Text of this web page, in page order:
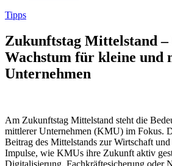
Tipps
Zukunftstag Mittelstand
Wachstum für kleine und
Unternehmen
Am Zukunftstag Mittelstand steht die
mittlerer Unternehmen (KMU) im Fokus.
Beitrag des Mittelstands zur Wirtschaft
Impulse, wie KMUs ihre Zukunft aktiv
Digitalisierung, Fachkräftesicherung oder